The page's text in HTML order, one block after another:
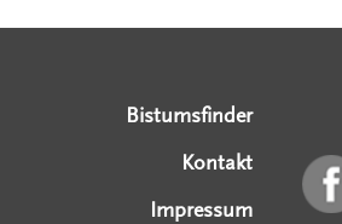
Bistumsfinder
Kontakt
Impressum